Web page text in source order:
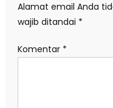
Alamat email Anda
wajib ditandai *
Komentar *